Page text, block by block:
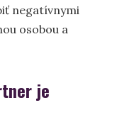
negatívnymi
osobou a
je